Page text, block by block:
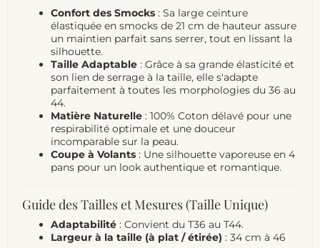
Confort des Smocks : Sa large ceinture
élastiquée en smocks de 21 cm de hauteur assure
un maintien parfait sans serrer, tout en lissant la
silhouette.
Taille Adaptable : Grâce à sa grande élasticité et
son lien de serrage à la taille, elle s'adapte
parfaitement à toutes les morphologies du 36 au
44.
Matière Naturelle : 100% Coton délavé pour une
respirabilité optimale et une douceur
incomparable sur la peau.
Coupe à Volants : Une silhouette vaporeuse en 4
pans pour un look authentique et romantique.
Guide des Tailles et Mesures (Taille Unique)
Adaptabilité : Convient du T36 au T44.
Largeur à la taille (à plat / étirée) : 34 cm à 46